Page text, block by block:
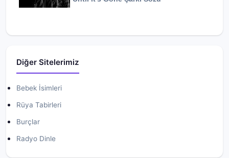
Diğer Sitelerimiz
Bebek İsimleri
Rüya Tabirleri
Burçlar
Radyo Dinle